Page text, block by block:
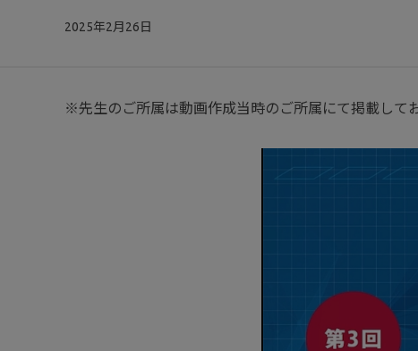
2025年2月26日
※先生のご所属は動画作成当時のご所属にて掲載してお